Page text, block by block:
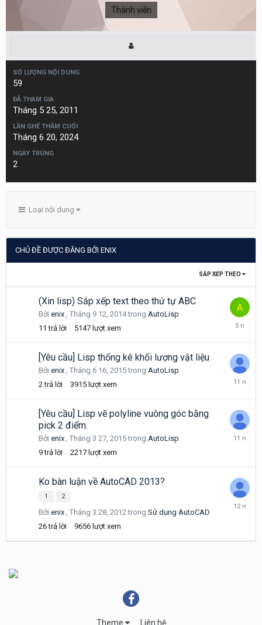
Thành viên
SỐ LƯỢNG NỘI DUNG
59
ĐÃ THAM GIA
Tháng 5 25, 2011
LẦN GHÉ THĂM CUỐI
Tháng 6 20, 2024
NGÀY TRÚNG
2
Loại nội dung
CHỦ ĐỀ ĐƯỢC ĐĂNG BỞI ENIX
SẮP XẾP THEO
(Xin lisp) Sắp xếp text theo thứ tự ABC
Bởi enix , Tháng 9 12, 2014trong AutoLisp
11 trả lời 5147 lượt xem
Tháng
2021
[Yêu cầu] Lisp thống kê khối lượng vật liệu
Bởi enix , Tháng 6 16, 2015trong AutoLisp
2 trả lời 3915 lượt xem
Tháng
2015
[Yêu cầu] Lisp vẽ polyline vuông góc bằng
pick 2 điểm.
Bởi enix , Tháng 3 27, 2015trong AutoLisp
9 trả lời 2217 lượt xem
Tháng
Ko bàn luận về AutoCAD 2013?
1 2
Bởi enix , Tháng 3 28, 2012trong Sử dụng AutoCAD
26 trả lời 9656 lượt xem
Tháng
Theme Liên hệ